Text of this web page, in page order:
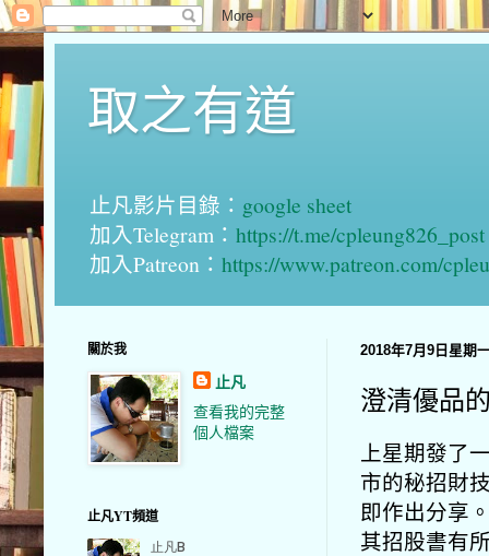
取之有道
止凡影片目錄： google sheet
加入Telegram： https://t.me/cpleung826_post
加入Patreon： https://www.patreon.com/
2018年7月9日星期
澄清優品
上星期發了
市的秘招財
即作出分享
其招股書有
關於我
止凡
查看我的完整
個人檔案
止凡YT頻道